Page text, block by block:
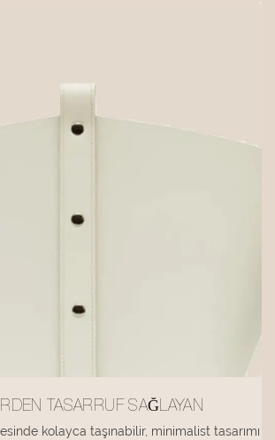
TASARRUF SAĞLAYAN
kolayca taşınabilir, minimalist tasarımı